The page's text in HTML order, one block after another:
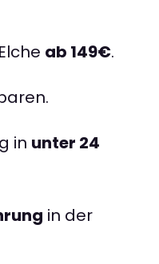
ab 149€.
in unter 24
in der